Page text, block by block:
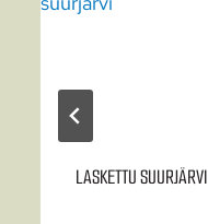
LASKETTU SUURJÄRVI